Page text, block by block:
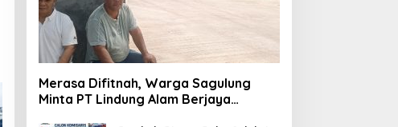
Merasa Difitnah, Warga Sagulung
Minta PT Lindung Alam Berjaya